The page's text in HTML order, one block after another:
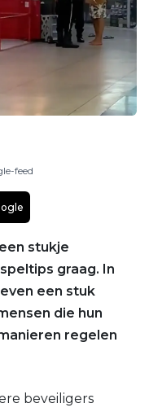
feed
stukje
graag. In
een stuk
die hun
regelen
beveiligers